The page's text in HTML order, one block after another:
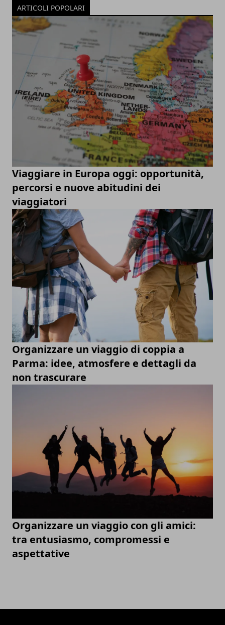
ARTICOLI POPOLARI
Viaggiare in Europa oggi: opportunità,
percorsi e nuove abitudini dei
viaggiatori
Organizzare un viaggio di coppia a
Parma: idee, atmosfere e dettagli da
non trascurare
Organizzare un viaggio con gli amici:
tra entusiasmo, compromessi e
aspettative